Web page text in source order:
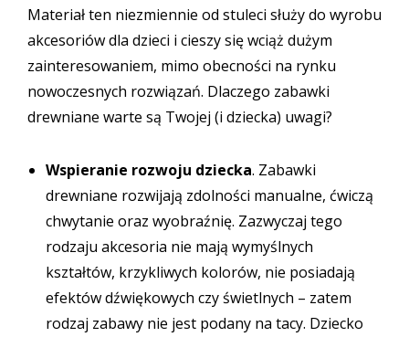
Materiał ten niezmiennie od stuleci służy do wyrobu
akcesoriów dla dzieci i cieszy się wciąż dużym
zainteresowaniem, mimo obecności na rynku
nowoczesnych rozwiązań. Dlaczego zabawki
drewniane warte są Twojej (i dziecka) uwagi?
Wspieranie rozwoju dziecka. Zabawki
drewniane rozwijają zdolności manualne, ćwiczą
chwytanie oraz wyobraźnię. Zazwyczaj tego
rodzaju akcesoria nie mają wymyślnych
kształtów, krzykliwych kolorów, nie posiadają
efektów dźwiękowych czy świetlnych – zatem
rodzaj zabawy nie jest podany na tacy. Dziecko